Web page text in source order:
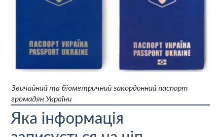
Звичайний та біометричний закордонний паспорт
громадян України
Яка інформація